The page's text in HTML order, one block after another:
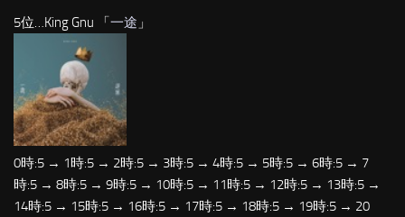
5位…King Gnu 「一途 」
0時:5 → 1時:5 → 2時:5 → 3時:5 → 4時:5 → 5時:5 → 6時:5 → 7
時:5 → 8時:5 → 9時:5 → 10時:5 → 11時:5 → 12時:5 → 13時:5 →
14時:5 → 15時:5 → 16時:5 → 17時:5 → 18時:5 → 19時:5 → 20